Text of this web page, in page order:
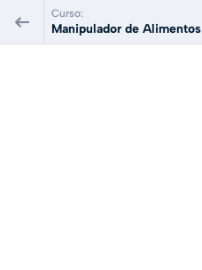
Curso:
Manipulador de Alimentos